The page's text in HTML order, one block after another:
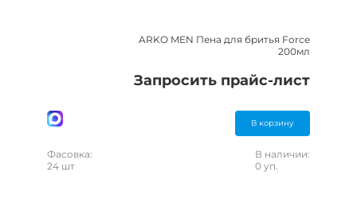
ARKO MEN Пена для бритья Force
200мл
Запросить прайс-лист
В корзину
Фасовка:
24 шт
В наличии:
0 уп.